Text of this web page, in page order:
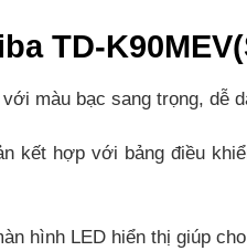
TD-
màu bạc sang trọng, dễ
kết hợp với bảng điều
hình LED hiển thị giúp